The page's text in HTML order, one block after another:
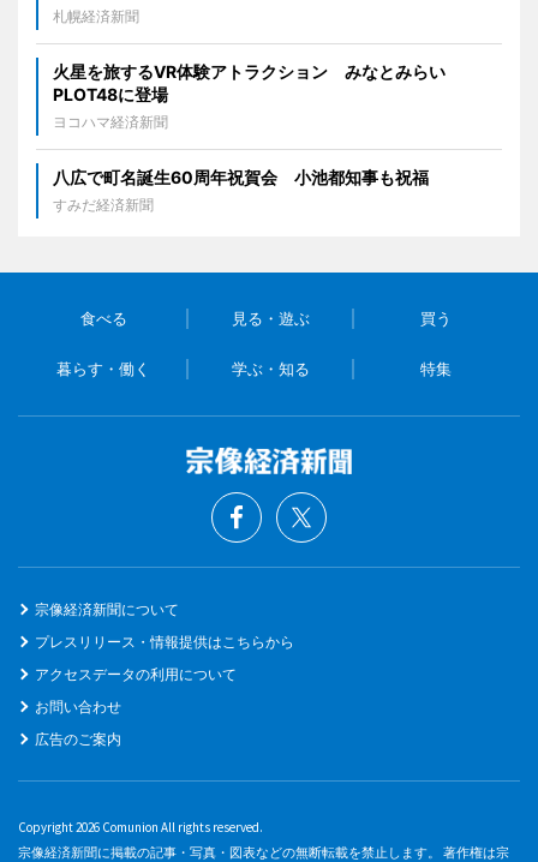
札幌経済新聞
火星を旅するVR体験アトラクション みなとみらい
PLOT48に登場
ヨコハマ経済新聞
八広で町名誕生60周年祝賀会 小池都知事も祝福
すみだ経済新聞
食べる 見る・遊ぶ 買う
暮らす・働く 学ぶ・知る 特集
宗像経済新聞について
プレスリリース・情報提供はこちらから
アクセスデータの利用について
お問い合わせ
広告のご案内
Copyright 2026 Comunion All rights reserved.
宗像経済新聞に掲載の記事・写真・図表などの無断転載を禁止します。 著作権は宗